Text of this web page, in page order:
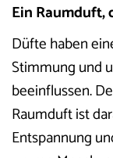
Ein Raumduft,
Düfte haben
Stimmung und
beeinflussen.
Raumduft ist
Entspannung